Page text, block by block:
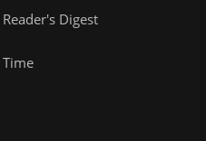
Reader's Digest
Time